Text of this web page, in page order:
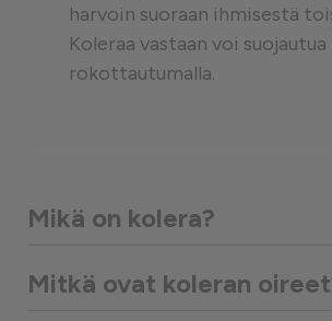
harvoin suoraan ihmisestä
Koleraa vastaan voi suojautua
rokottautumalla.
Mikä on kolera?
Mitkä ovat koleran